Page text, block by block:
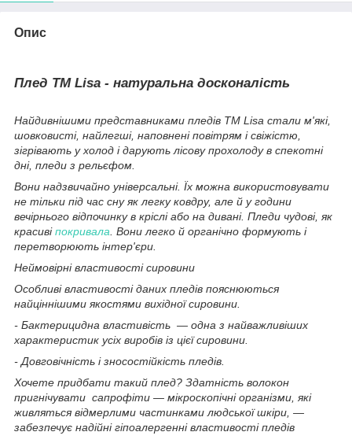
Опис
Плед ТМ Lisa - натуральна досконалість
Найдивнішими представниками пледів ТМ Lisa стали м'які,
шовковисті, найлегші, наповнені повітрям і свіжістю,
зігрівають у холод і дарують лісову прохолоду в спекотні
дні, пледи з рельєфом.
Вони надзвичайно універсальні. Їх можна використовувати
не тільки під час сну як легку ковдру, але й у години
вечірнього відпочинку в кріслі або на дивані. Пледи чудові, як
красивіпокривала. Вони легко й органічно формують і
перетворюють інтер'єри.
Неймовірні властивості сировини
Особливі властивості даних пледів пояснюються
найціннішими якостями вихідної сировини.
- Бактерицидна властивість — одна з найважливіших
характеристик усіх виробів із цієї сировини.
- Довговічність і зносостійкість пледів.
Хочете придбати такий плед? Здатність волокон
пригнічувати сапрофіти — мікроскопічні організми, які
живляться відмерлими частинками людської шкіри, —
забезпечує надійні гіпоалергенні властивості пледів